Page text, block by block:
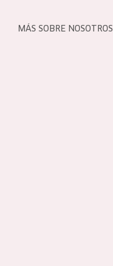
MÁS SOBRE NOSOTROS